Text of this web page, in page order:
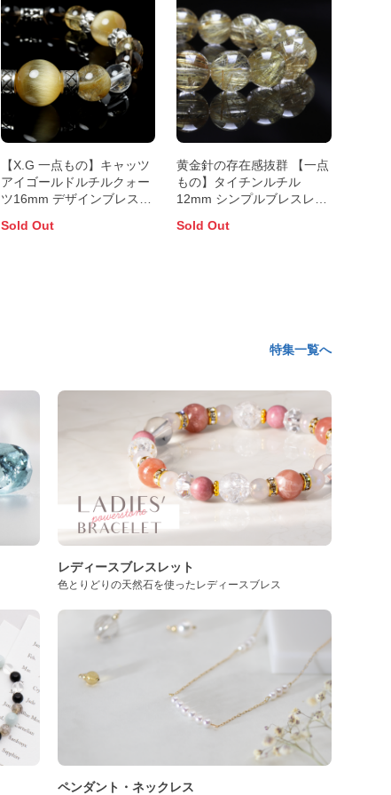
【X.G 一点もの】キャッツ
アイゴールドルチルクォー
ツ16mm デザインブレスレ
Sold Out
黄金針の存在感抜群 【一点
もの】タイチンルチル
12mm シンプルブレスレッ
Sold Out
特集一覧へ
レディースブレスレット
色とりどりの天然石を使ったレディースブレス
ペンダント・ネックレス